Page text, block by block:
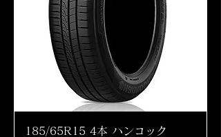
185/65R15 4本 ハンコック